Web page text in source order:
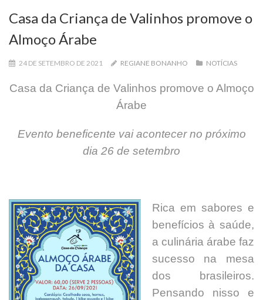
Casa da Criança de Valinhos promove o
Almoço Árabe
24 DE SETEMBRO DE 2021 REGIANE BONANHO NOTÍCIAS
Casa da Criança de Valinhos promove o Almoço
Árabe
Evento beneficente vai acontecer no próximo
dia 26 de setembro
Rica em sabores e
benefícios à saúde,
a culinária árabe faz
sucesso na mesa
dos brasileiros.
Pensando nisso e